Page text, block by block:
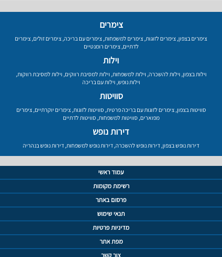
צימרים
צימרים בצפון, צימרים לזוגות, צימרים למשפחות, צימרים עם בריכה, צימרים זולים, צימרים
לדתיים,צימרים רומנטיים
וילות
וילות בצפון, וילות להשכרה, וילות למשפחות, וילות למסיבת רווקים, וילות למסיבת רווקות,
וילות נופש, וילות עם בריכה
סוויטות
סוויטות בצפון,צימרים לזוגות עם בריכה פרטית,סוויטות לזוגות,צימרים יוקרתיים,צימרים
מפוארים,סוויטות למשפחות,סוויטות לדתיים
דירות נופש
דירות נופש בצפון, דירות נופש להשכרה, דירות נופש למשפחות, דירות נופש בנהריה
עמוד ראשי
רשימת מקומות
פרסום באתר
תנאי שימוש
מדיניות פרטיות
מפת אתר
צור קשר